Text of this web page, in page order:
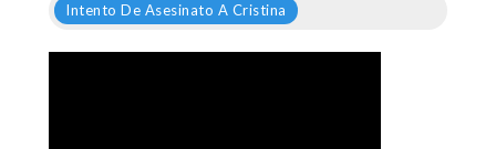
Intento De Asesinato A Cristina